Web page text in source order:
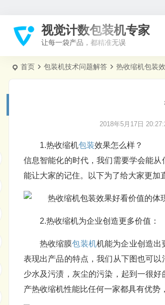
视觉计数包装机专家
让每一袋产品，都精准无误
首页 包装机技术问题解答 热收缩机包装
2018年5月17日
1.热收缩机包装效果怎么样？
信息智能化的时代，我们需要学会能
能让大家的记住。以下为了给大家更加
2.热收缩机为企业创造更多价值：
热收缩膜包装机机能为企业创造出
表现出产品的特点，我们从下图也可
少水及污渍，灰尘的污染，起到一很
产热收缩机性能比任何一家都具有优势